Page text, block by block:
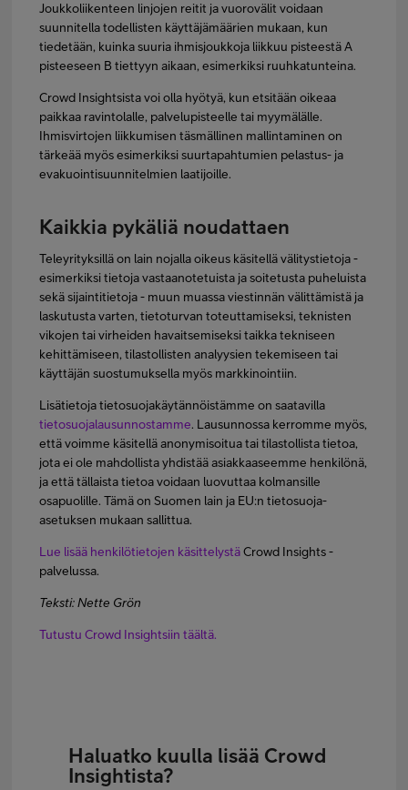
Joukkoliikenteen linjojen reitit ja vuorovälit voidaan
suunnitella todellisten käyttäjämäärien mukaan, kun
tiedetään, kuinka suuria ihmisjoukkoja liikkuu pisteestä A
pisteeseen B tiettyyn aikaan, esimerkiksi ruuhkatunteina.
Crowd Insightsista voi olla hyötyä, kun etsitään oikeaa
paikkaa ravintolalle, palvelupisteelle tai myymälälle.
Ihmisvirtojen liikkumisen täsmällinen mallintaminen on
tärkeää myös esimerkiksi suurtapahtumien pelastus- ja
evakuointisuunnitelmien laatijoille.
Kaikkia pykäliä noudattaen
Teleyrityksillä on lain nojalla oikeus käsitellä välitystietoja -
esimerkiksi tietoja vastaanotetuista ja soitetusta puheluista
sekä sijaintitietoja - muun muassa viestinnän välittämistä ja
laskutusta varten, tietoturvan toteuttamiseksi, teknisten
vikojen tai virheiden havaitsemiseksi taikka tekniseen
kehittämiseen, tilastollisten analyysien tekemiseen tai
käyttäjän suostumuksella myös markkinointiin.
Lisätietoja tietosuojakäytännöistämme on saatavilla
tietosuojalausunnostamme. Lausunnossa kerromme myös,
että voimme käsitellä anonymisoitua tai tilastollista tietoa,
jota ei ole mahdollista yhdistää asiakkaaseemme henkilönä,
ja että tällaista tietoa voidaan luovuttaa kolmansille
osapuolille. Tämä on Suomen lain ja EU:n tietosuoja-
asetuksen mukaan sallittua.
Lue lisää henkilötietojen käsittelystäCrowd Insights -
palvelussa.
Teksti: Nette Grön
Tutustu Crowd Insightsiin täältä.
Haluatko kuulla lisää Crowd
Insightista?